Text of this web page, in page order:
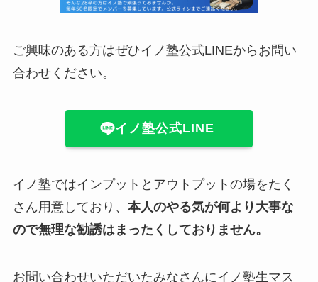
ご興味のある方はぜひイノ塾公式LINEからお問い
合わせください。
イノ塾公式LINE
イノ塾ではインプットとアウトプットの場をたく
さん用意しており、 本人のやる気が何より大事な
ので無理な勧誘はまったくしておりません。
お問い合わせいただいたみなさんにイノ塾生マス